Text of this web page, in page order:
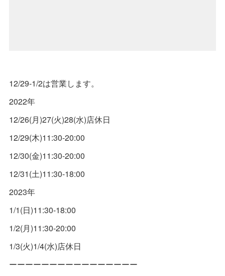
12/29-1/2は営業します。
2022年
12/26(月)27(火)28(水)店休日
12/29(木)11:30-20:00
12/30(金)11:30-20:00
12/31(土)11:30-18:00
2023年
1/1(日)11:30-18:00
1/2(月)11:30-20:00
1/3(火)1/4(水)店休日
ーーーーーーーーーーーーーーーー